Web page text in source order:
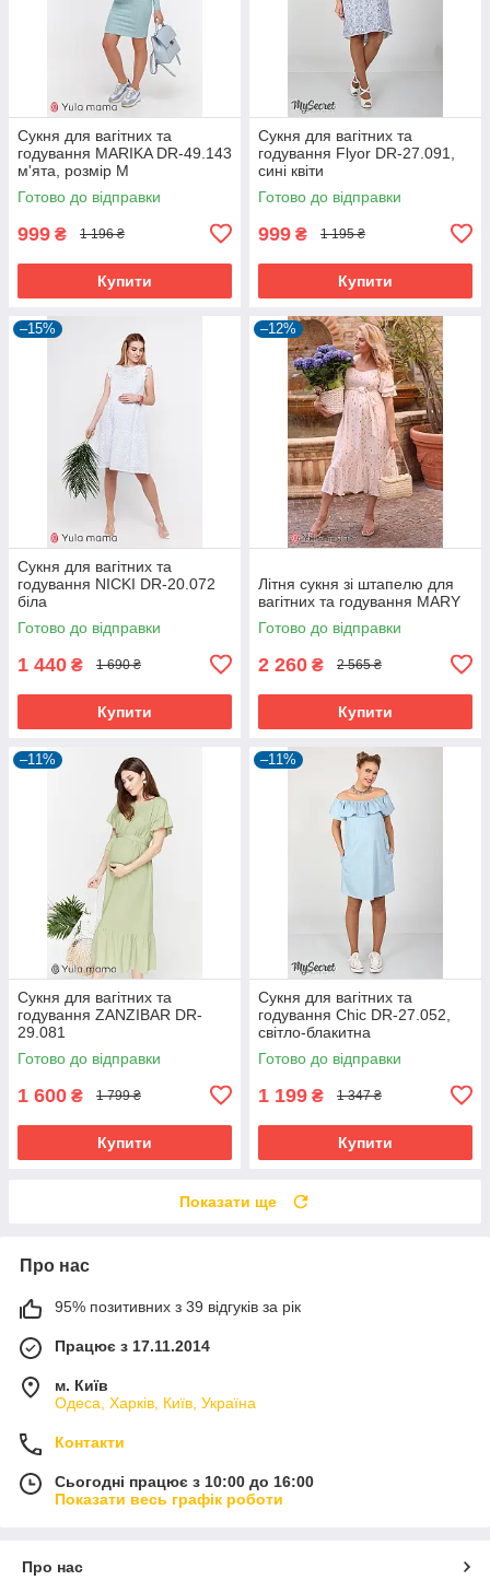
Сукня для вагітних та
годування MARIKA DR-49.143
м'ята, розмір М
Готово до відправки
999 ₴ 1 196 ₴
Купити
Сукня для вагітних та
годування Flyor DR-27.091,
сині квіти
Готово до відправки
999 ₴ 1 195 ₴
Купити
–15%
Сукня для вагітних та
годування NICKI DR-20.072
біла
Готово до відправки
1 440 ₴ 1 690 ₴
Купити
–12%
Літня сукня зі штапелю для
вагітних та годування MARY
Готово до відправки
2 260 ₴ 2 565 ₴
Купити
–11%
Сукня для вагітних та
годування ZANZIBAR DR-
29.081
Готово до відправки
1 600 ₴ 1 799 ₴
Купити
–11%
Сукня для вагітних та
годування Chic DR-27.052,
світло-блакитна
Готово до відправки
1 199 ₴ 1 347 ₴
Купити
Показати ще
Про нас
95% позитивних з 39 відгуків за рік
Працює з 17.11.2014
м. Київ
Одеса, Харків, Київ, Україна
Контакти
Сьогодні працює з 10:00 до 16:00
Показати весь графік роботи
Про нас